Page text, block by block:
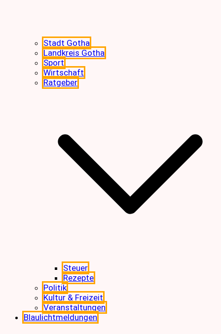
Stadt Gotha
Landkreis Gotha
Sport
Wirtschaft
Ratgeber
Steuer
Rezepte
Politik
Kultur & Freizeit
Veranstaltungen
Blaulichtmeldungen